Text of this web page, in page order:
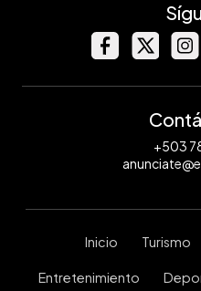
+503
Inicio Turismo
Entretenimiento